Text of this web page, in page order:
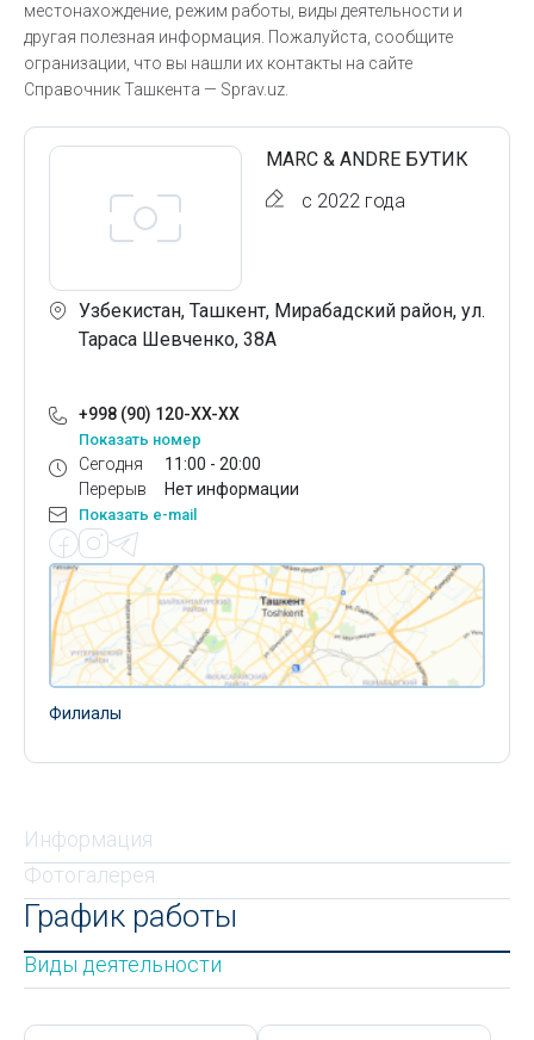
местонахождение, режим работы, виды деятельности и
другая полезная информация. Пожалуйста, сообщите
огранизации, что вы нашли их контакты на сайте
Справочник Ташкента — Sprav.uz.
MARC & ANDRE БУТИК
с 2022 года
Узбекистан, Ташкент, Мирабадский район, ул.
Тараса Шевченко, 38А
+998 (90) 120-XX-XX
Показать номер
Сегодня
Перерыв
11:00 - 20:00
Нет информации
Показать e-mail
Филиалы
Информация
Фотогалерея
График работы
Виды деятельности